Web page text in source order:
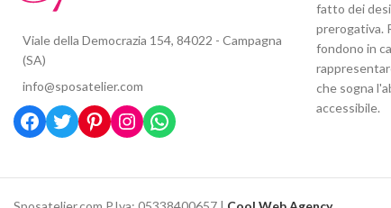
Viale della Democrazia 154, 84022 - Campagna
(SA)
info@sposatelier.com
fatto dei
prerogativa.
fondono in
che sogna
accessibile.